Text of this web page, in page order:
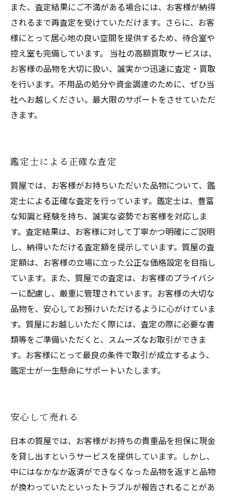
また、査定結果にご不満がある場合には、お客様が納得
されるまで再査定を受けていただけます。さらに、お客
様にとって居心地の良い空間を提供するため、待合室や
控え室も完備しています。 当社の高額買取サービスは、
お客様の品物を大切に扱い、誠実かつ迅速に査定・買取
を行います。不用品の処分や資金調達のために、ぜひ当
社へお越しください。最大限のサポートをさせていただ
きます。
鑑定士による正確な査定
質屋では、お客様がお持ちいただいた品物について、鑑
定士による正確な査定を行っています。鑑定士は、豊富
な知識と経験を持ち、誠実な姿勢でお客様を対応しま
す。査定結果は、お客様に対して丁寧かつ明確にご説明
し、納得いただける査定額を提示しています。質屋の査
定額は、お客様の立場に立った公正な価格設定を目指し
ています。また、質屋での査定は、お客様のプライバシ
ーに配慮し、厳重に管理されています。お客様の大切な
品物を、安心してお預けいただけるように心がけていま
す。質屋にお越しいただく際には、査定の際に必要な書
類等をご準備いただくと、スムーズなお取引ができま
す。お客様にとって最良の条件で取引が成立するよう、
鑑定士が一生懸命にサポートいたします。
安心して売れる
日本の質屋では、お客様がお持ちの貴重品を担保に現金
を貸し出すというサービスを提供しています。しかし、
中にはなかなか返済ができなくなった品物を返すと品物
が換わっていたといったトラブルが報告されることがあ